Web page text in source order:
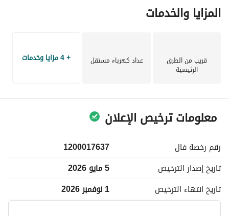
المزايا والخدمات
قريب من الطرق
الرئيسية
عداد كهرباء مستقل + 4 مزايا وخدمات
معلومات ترخيص الإعلان
رقم رخصة فال
1200017637
تاريخ إصدار الترخيص
5 مايو 2026
تاريخ انتهاء الترخيص 1 نوفمبر 2026